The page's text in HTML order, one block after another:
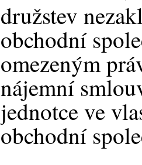
družstev
obchodní
omezeným
nájemní
jednotce ve
obchodní